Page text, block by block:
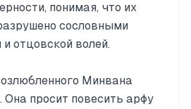
понимая, что их
сословными
отцовской волей.
Минвана
Она просит повесить арфу